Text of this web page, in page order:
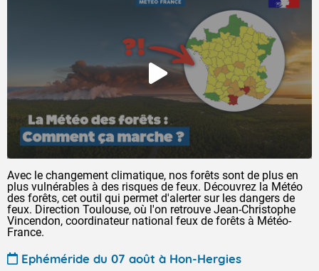
Avec le changement climatique, nos forêts sont de plus en
plus vulnérables à des risques de feux. Découvrez la Météo
des forêts, cet outil qui permet d'alerter sur les dangers de
feux. Direction Toulouse, où l'on retrouve Jean-Christophe
Vincendon, coordinateur national feux de forêts à Météo-
France.
Ephéméride du 07 août à Hon-Hergies